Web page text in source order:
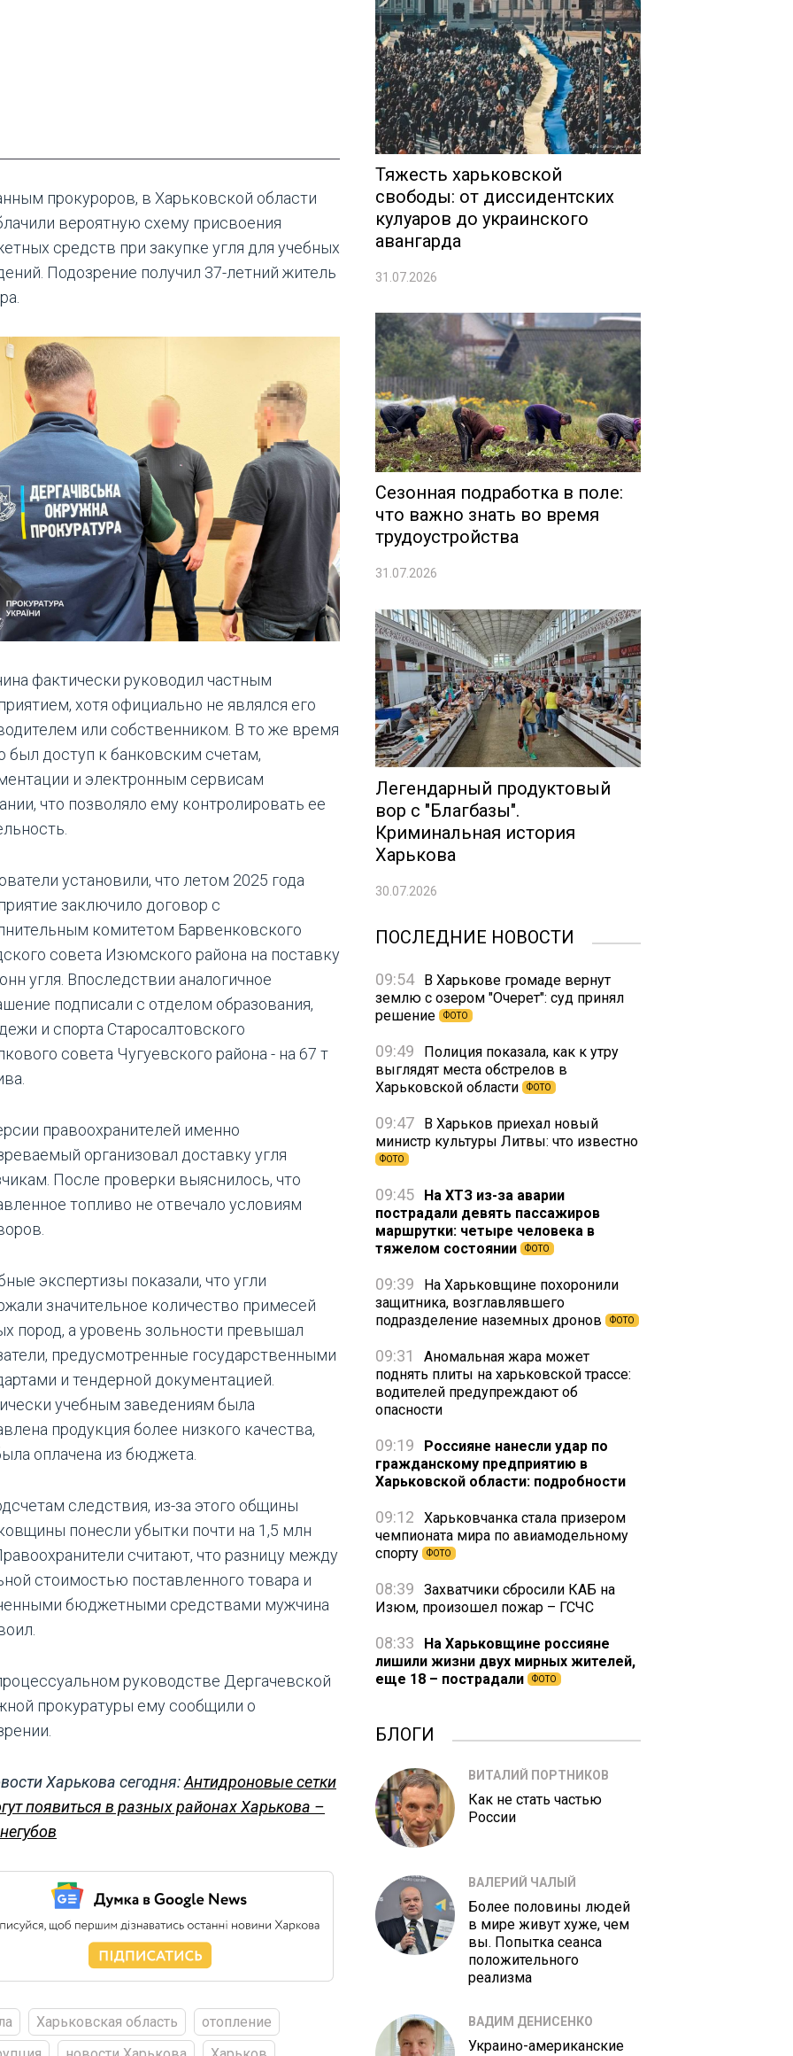
прокуроров, в Харьковской области
вероятную схему присвоения
средств при закупке угля для учебных
Подозрение получил 37-летний житель
фактически руководил частным
хотя официально не являлся его
или собственником. В то же время
был доступ к банковским счетам,
и электронным сервисам
что позволяло ему контролировать ее
установили, что летом 2025 года
заключило договор с
комитетом Барвенковского
совета Изюмского района на поставку
угля. Впоследствии аналогичное
подписали с отделом образования,
и спорта Старосалтовского
совета Чугуевского района - на 67 т
правоохранителей именно
организовал доставку угля
После проверки выяснилось, что
топливо не отвечало условиям
экспертизы показали, что угли
значительное количество примесей
пород, а уровень зольности превышал
предусмотренные государственными
и тендерной документацией.
учебным заведениям была
продукция более низкого качества,
оплачена из бюджета.
следствия, из-за этого общины
понесли убытки почти на 1,5 млн
считают, что разницу между
стоимостью поставленного товара и
бюджетными средствами мужчина
руководстве Дергачевской
прокуратуры ему сообщили о
Харькова сегодня:Антидроновые сетки
появиться в разных районах Харькова –
Харьковская область
отопление
Тяжесть харьковской
свободы: от диссидентских
кулуаров до украинского
авангарда
31.07.2026
Сезонная подработка в поле:
что важно знать во время
трудоустройства
31.07.2026
Легендарный продуктовый
вор с "Благбазы".
Криминальная история
Харькова
30.07.2026
ПОСЛЕДНИЕ НОВОСТИ
09:54
В Харькове громаде вернут
землю с озером "Очерет": суд принял
решение
ФОТО
09:49
Полиция показала, как к утру
выглядят места обстрелов в
Харьковской области
ФОТО
09:47
В Харьков приехал новый
министр культуры Литвы: что известно
ФОТО
09:45
На ХТЗ из-за аварии
пострадали девять пассажиров
маршрутки: четыре человека в
тяжелом состоянии
ФОТО
09:39
На Харьковщине похоронили
защитника, возглавлявшего
подразделение наземных дронов
ФОТО
09:31
Аномальная жара может
поднять плиты на харьковской трассе:
водителей предупреждают об
опасности
09:19
Россияне нанесли удар по
гражданскому предприятию в
Харьковской области: подробности
09:12
Харьковчанка стала призером
чемпионата мира по авиамодельному
спорту
ФОТО
08:39
Захватчики сбросили КАБ на
Изюм, произошел пожар – ГСЧС
08:33
На Харьковщине россияне
лишили жизни двух мирных жителей,
еще 18 – пострадали
ФОТО
БЛОГИ
ВИТАЛИЙ ПОРТНИКОВ
Как не стать частью
России
ВАЛЕРИЙ ЧАЛЫЙ
Более половины людей
в мире живут хуже, чем
вы. Попытка сеанса
положительного
реализма
ВАДИМ ДЕНИСЕНКО
Украино-американские